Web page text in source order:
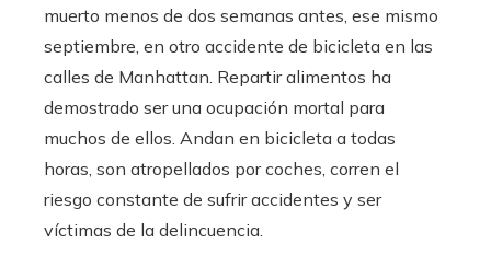
muerto menos de dos semanas antes, ese mismo
septiembre, en otro accidente de bicicleta en las
calles de Manhattan. Repartir alimentos ha
demostrado ser una ocupación mortal para
muchos de ellos. Andan en bicicleta a todas
horas, son atropellados por coches, corren el
riesgo constante de sufrir accidentes y ser
víctimas de la delincuencia.